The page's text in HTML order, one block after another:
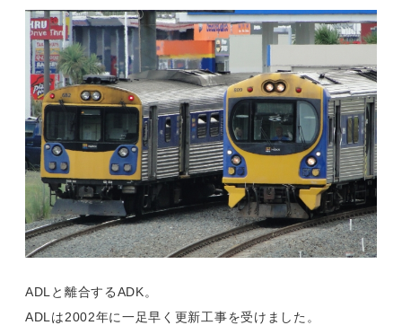
ADLと離合するADK。
ADLは2002年に一足早く更新工事を受けました。